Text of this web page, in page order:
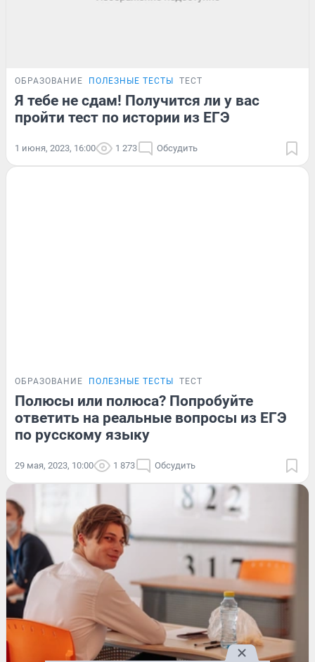
ОБРАЗОВАНИЕ ПОЛЕЗНЫЕ ТЕСТЫ ТЕСТ
Я тебе не сдам! Получится ли у вас
пройти тест по истории из ЕГЭ
1 июня, 2023, 16:00 1 273 Обсудить
ОБРАЗОВАНИЕ ПОЛЕЗНЫЕ ТЕСТЫ ТЕСТ
Полюсы или полюса? Попробуйте
ответить на реальные вопросы из ЕГЭ
по русскому языку
29 мая, 2023, 10:00 1 873 Обсудить